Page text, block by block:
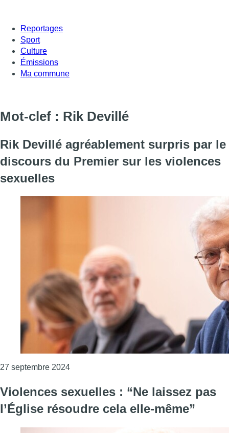
Reportages
Sport
Culture
Émissions
Ma commune
Mot-clef : Rik Devillé
Rik Devillé agréablement surpris par le
discours du Premier sur les violences
sexuelles
27 septembre 2024Consulter l'article "Rik Devillé
Violences sexuelles : “Ne laissez pas
l’Église résoudre cela elle-même”